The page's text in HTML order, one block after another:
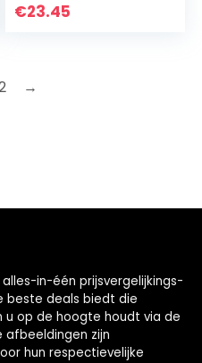
€23.45
→
in-één prijsvergelijkings-
beste deals biedt die
u op de hoogte houdt via de
zijn
hun respectievelijke